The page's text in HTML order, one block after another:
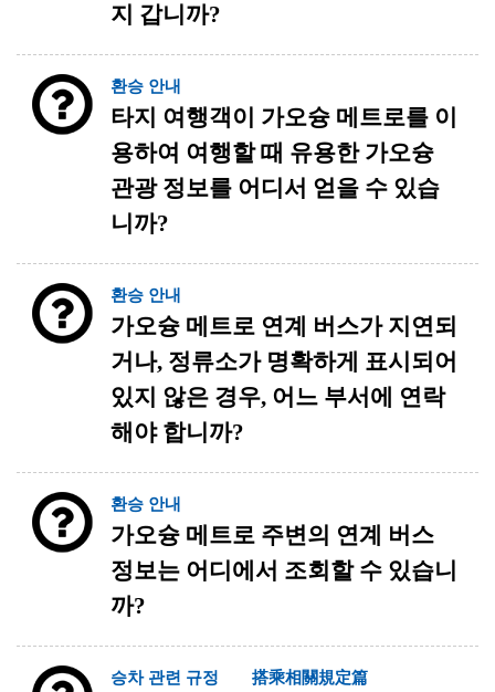
지 갑니까?
환승 안내
타지 여행객이 가오슝 메트로를 이
용하여 여행할 때 유용한 가오슝
관광 정보를 어디서 얻을 수 있습
니까?
환승 안내
가오슝 메트로 연계 버스가 지연되
거나, 정류소가 명확하게 표시되어
있지 않은 경우, 어느 부서에 연락
해야 합니까?
환승 안내
가오슝 메트로 주변의 연계 버스
정보는 어디에서 조회할 수 있습니
까?
승차 관련 규정 搭乘相關規定篇